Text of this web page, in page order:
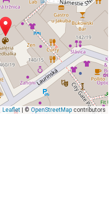
Leaflet| © OpenStreetMapcontributors